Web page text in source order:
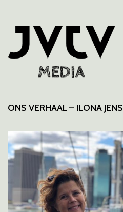
ONS VERHAAL – ILONA JENS